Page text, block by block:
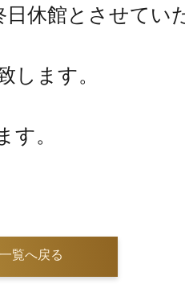
休館とさせてい
します。
す。
覧へ戻る